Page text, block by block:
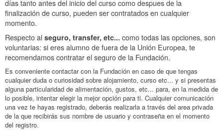
días tanto antes del inicio del curso como despues de la
finalización de curso, pueden ser contratados en cualquier
momento.
Respecto al seguro, transfer, etc... como todas las opciones, son
voluntarias: si eres alumno de fuera de la Unión Europea, te
recomendamos contratar el seguro de la Fundación.
Es conveniente contactar con la Fundación en caso de que tengas
cualquier duda o curiosidad sobre alojamiento, curso etc... y si presentas
alguna particularidad de alimentación, gustos, etc... para, en la medida de
lo posible, intentar elegir la mejor opción para ti. Cualquier comunicación
una vez te hayas registrado, deberás realizarla a través del area privada
de la que recibirás sus nombre de usuario y contraseña en el momento
del registro.